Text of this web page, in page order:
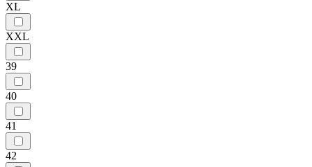
XL
XXL
39
40
41
42